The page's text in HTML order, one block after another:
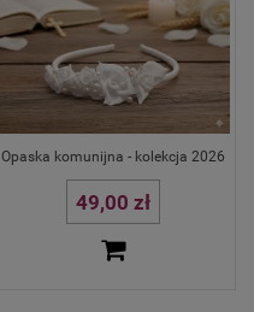
Opaska komunijna - kolekcja 2026
49,00 zł